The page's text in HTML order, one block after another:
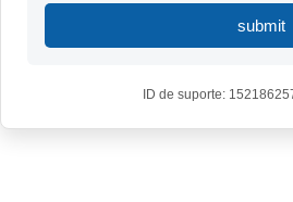
submit
ID de suporte: